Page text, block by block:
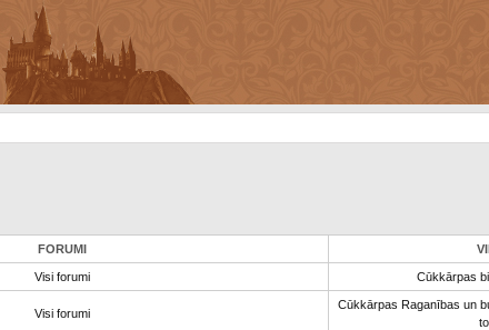
FORUMI
Visi forumi Cūkkārpas
Visi forumi
Cūkkārpas Raganības un